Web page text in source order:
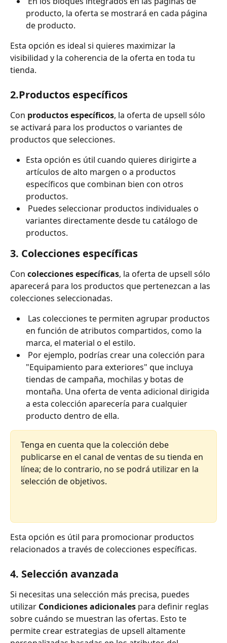
producto, la oferta se mostrará en cada página
de producto.
Esta opción es ideal si quieres maximizar la
visibilidad y la coherencia de la oferta en toda tu
tienda.
2.Productos específicos
Con productos específicos, la oferta de upsell sólo
se activará para los productos o variantes de
productos que selecciones.
Esta opción es útil cuando quieres dirigirte a
artículos de alto margen o a productos
específicos que combinan bien con otros
productos.
variantes directamente desde tu catálogo de
productos.
3. Colecciones específicas
Con colecciones específicas, la oferta de upsell sólo
aparecerá para los productos que pertenezcan a las
colecciones seleccionadas.
en función de atributos compartidos, como la
marca, el material o el estilo.
"Equipamiento para exteriores" que incluya
tiendas de campaña, mochilas y botas de
montaña. Una oferta de venta adicional dirigida
a esta colección aparecería para cualquier
producto dentro de ella.
Tenga en cuenta que la colección debe
publicarse en el canal de ventas de su tienda en
línea; de lo contrario, no se podrá utilizar en la
selección de objetivos.
Esta opción es útil para promocionar productos
relacionados a través de colecciones específicas.
4. Selección avanzada
Si necesitas una selección más precisa, puedes
utilizar Condiciones adicionales para definir reglas
sobre cuándo se muestran las ofertas. Esto te
permite crear estrategias de upsell altamente